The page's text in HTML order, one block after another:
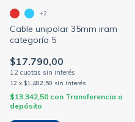
Cable unipolar 35mm iram
categoría 5
$17.790,00
12 x $1.482,50 sin interés
$13.342,50 con Transferencia o
depósito
+2